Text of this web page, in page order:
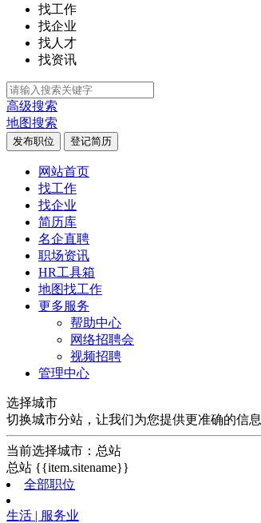
找工作
找企业
找人才
找资讯
高级搜索
地图搜索
发布职位 登记简历
网站首页
找工作
找企业
简历库
名企直聘
职场资讯
HR工具箱
地图找工作
更多服务
帮助中心
网络招聘会
视频招聘
管理中心
选择城市
切换城市分站，让我们为您提供更准确的信息
当前选择城市： 总站
总站 {{item.sitename}}
全部职位
生活 | 服务业